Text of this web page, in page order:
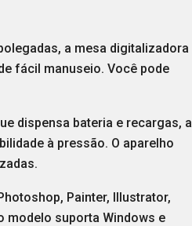
a mesa digitalizadora
fácil manuseio. Você pode
dispensa bateria e recargas, a
à pressão. O aparelho
Painter, Illustrator,
modelo suporta Windows e